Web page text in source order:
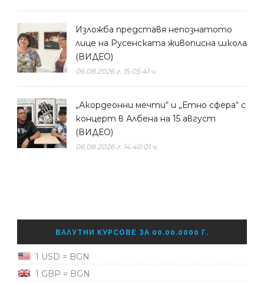
Изложба представя непознатото
лице на Русенската живописна школа
(ВИДЕО)
06.08.2026 г. 15:05:41 ч.
„Акордеонни мечти“ и „Етно сфера“ с
концерт в Албена на 15 август
(ВИДЕО)
06.08.2026 г. 14:40:01 ч.
ВАЛУТНИ КУРСОВЕ ЗА 00.00.0000 Г.
1 USD = BGN
1 GBP = BGN